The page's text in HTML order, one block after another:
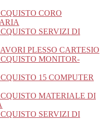
CORO
SERVIZI DI
PLESSO CARTESIO
MONITOR-
15 COMPUTER
MATERIALE DI
SERVIZI DI